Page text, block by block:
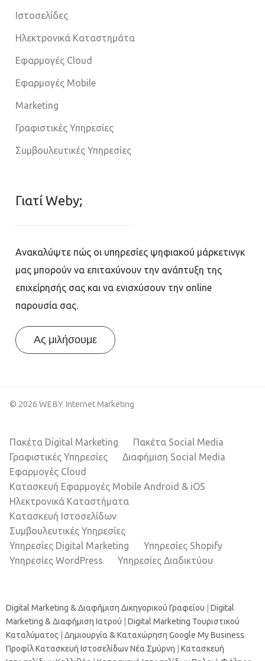
Ιστοσελίδες
Ηλεκτρονικά Καταστημάτα
Εφαρμογές Cloud
Εφαρμογές Mobile
Marketing
Γραφιστικές Υπηρεσίες
Συμβουλευτικές Υπηρεσίες
Γιατί Weby;
Ανακαλύψτε πώς οι υπηρεσίες ψηφιακού μάρκετινγκ
μας μπορούν να επιταχύνουν την ανάπτυξη της
επιχείρησής σας και να ενισχύσουν την online
παρουσία σας.
Ας μιλήσουμε
© 2026 WEBY Internet Marketing
Πακέτα Digital Marketing
Πακέτα Social Media
Γραφιστικές Υπηρεσίες
Διαφήμιση Social Media
Εφαρμογές Cloud
Κατασκευή Εφαρμογές Mobile Android & iOS
Ηλεκτρονικά Καταστήματα
Κατασκευή Ιστοσελίδων
Συμβουλευτικές Υπηρεσίες
Υπηρεσίες Digital Marketing
Υπηρεσίες Shopify
Υπηρεσίες WordPress
Υπηρεσίες Διαδικτύου
Digital Marketing & Διαφήμιση Δικηγορικού Γραφείου
Digital
Marketing & Διαφήμιση Ιατρού
Digital Marketing Τουριστικού
Καταλύματος
Δημιουργία & Καταχώρηση Google My Business
ΠροφίλΚατασκευή Ιστοσελίδων Νέα Σμύρνη
Κατασκευή